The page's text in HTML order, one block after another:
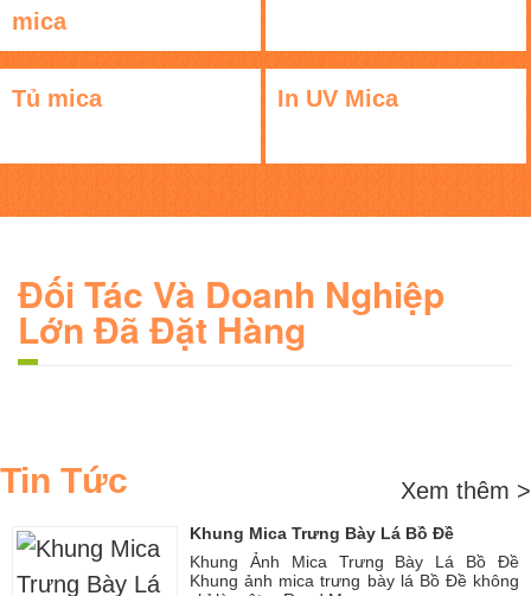
mica
Tủ mica In UV Mica
Đối Tác Và Doanh Nghiệp
Lớn Đã Đặt Hàng
Tin Tức Xem thêm >
Khung Mica Trưng Bày Lá Bồ Đề
Khung Ảnh Mica Trưng Bày Lá Bồ Đề
Khung ảnh mica trưng bày lá Bồ Đề không